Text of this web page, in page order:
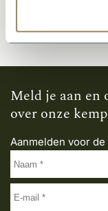
Meld je aan en
over onze
Aanmelden voor